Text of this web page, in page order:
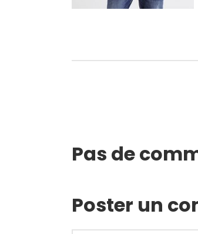
Pas de
Poster un